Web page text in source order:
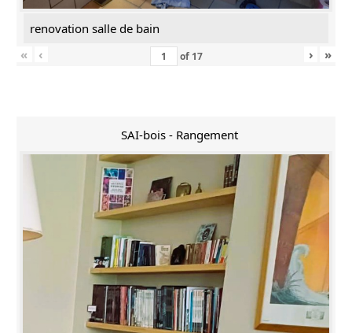
renovation salle de bain
«
‹ of 17 › »
SAI-bois - Rangement